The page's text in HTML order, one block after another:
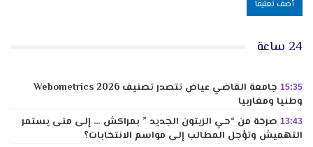
24 ساعة
15:35
جامعة القاضي عياض تتصدر تصنيف Webometrics 2026
وطنيا ومغاربيا
13:43 صرخة من “حي الزيتون الجديد ” بمراكش … إلى متى يستمر
التهميش وتؤجل المطالب إلى مواسم الانتخابات؟